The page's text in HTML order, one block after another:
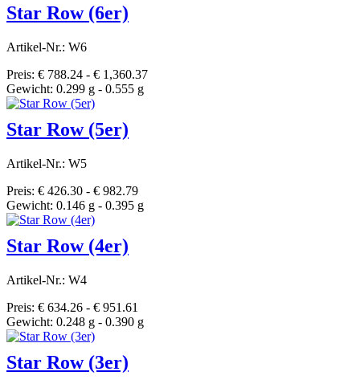
Star Row (6er)
Artikel-Nr.: W6
Preis: € 788.24 - € 1,360.37
Gewicht: 0.299 g - 0.555 g
Star Row (5er)
Artikel-Nr.: W5
Preis: € 426.30 - € 982.79
Gewicht: 0.146 g - 0.395 g
Star Row (4er)
Artikel-Nr.: W4
Preis: € 634.26 - € 951.61
Gewicht: 0.248 g - 0.390 g
Star Row (3er)